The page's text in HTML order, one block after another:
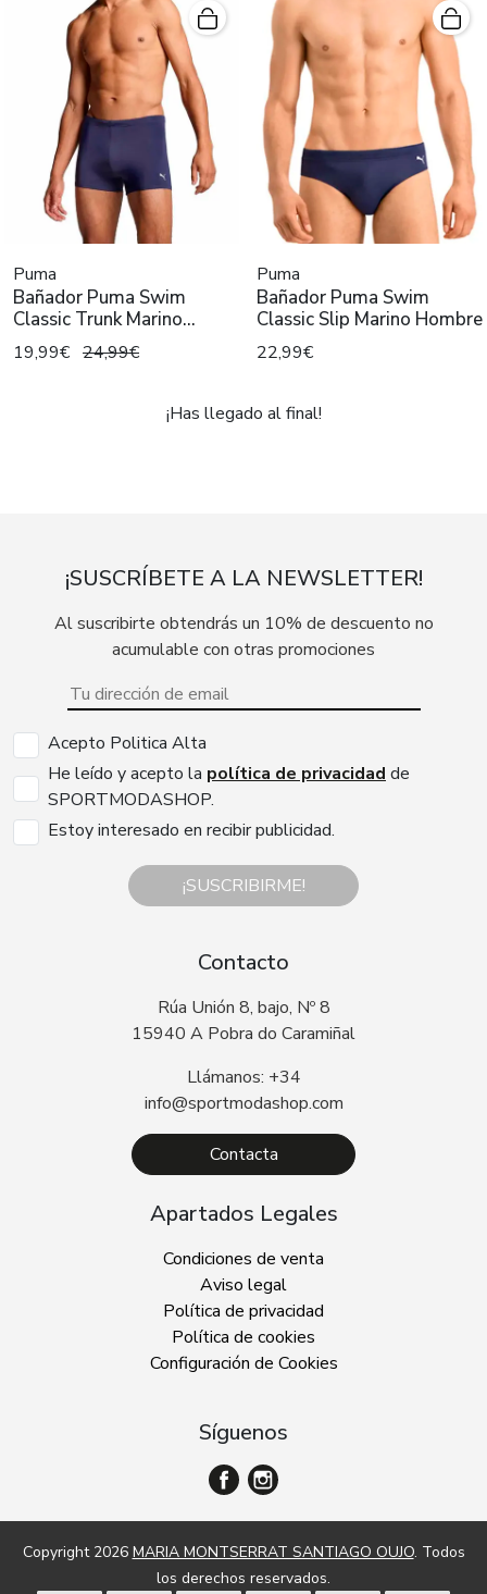
Puma
Bañador Puma Swim
Classic Trunk Marino
Hombre
19,99€ 24,99€
Puma
Bañador Puma Swim
Classic Slip Marino Hombre
22,99€
¡Has llegado al final!
¡SUSCRÍBETE A LA NEWSLETTER!
Al suscribirte obtendrás un 10% de descuento no
acumulable con otras promociones
Acepto Politica Alta
He leído y acepto la política de privacidad de
SPORTMODASHOP.
Estoy interesado en recibir publicidad.
¡SUSCRIBIRME!
Contacto
Rúa Unión 8, bajo, Nº 8
15940 A Pobra do Caramiñal
Llámanos: +34
info@sportmodashop.com
Contacta
Apartados Legales
Condiciones de venta
Aviso legal
Política de privacidad
Política de cookies
Configuración de Cookies
Síguenos
Copyright 2026 MARIA MONTSERRAT SANTIAGO OUJO. Todos
los derechos reservados.